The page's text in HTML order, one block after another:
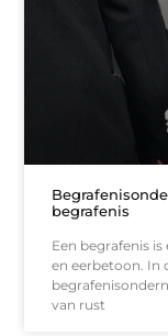
begrafenis
Een begrafenis
en eerbetoon. In
van rust